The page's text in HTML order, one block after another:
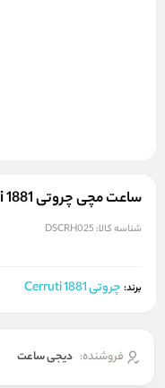
ساعت مچی چروتی Cerruti 1881 مدل CRA24801
شناسه کالا: DSCRH025
برند: چروتی Cerruti 1881
فروشنده: دیجی ساعت